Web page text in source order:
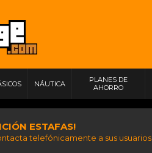
NÁUTICA
PLANES DE
AHORRO
ESTAFAS!
telefónicamente a sus usuarios.